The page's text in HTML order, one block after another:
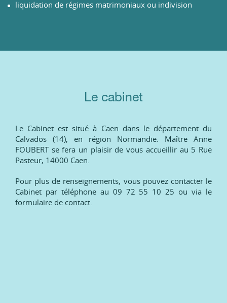
liquidation de régimes matrimoniaux ou indivision
Le cabinet
Le Cabinet est situé à Caen dans le département du
Calvados (14), en région Normandie. Maître Anne
FOUBERT se fera un plaisir de vous accueillir au 5 Rue
Pasteur, 14000 Caen.
Pour plus de renseignements, vous pouvez contacter le
Cabinet par téléphone au 09 72 55 10 25 ou via le
formulaire de contact.